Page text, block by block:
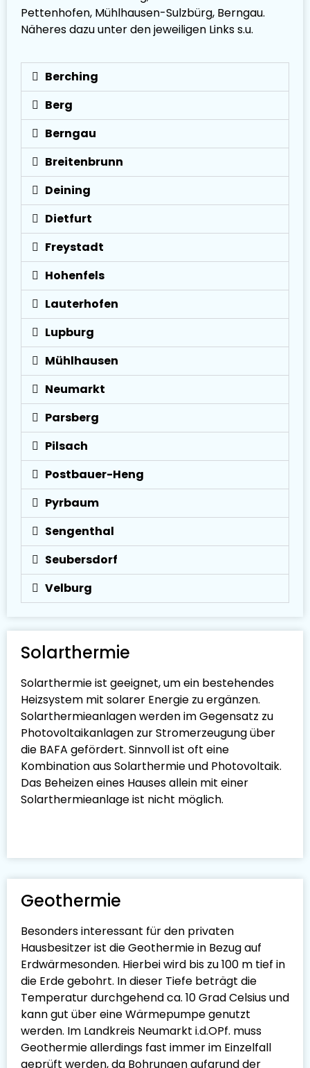
Pettenhofen, Mühlhausen-Sulzbürg, Berngau.
Näheres dazu unter den jeweiligen Links s.u.
Berching
Berg
Berngau
Breitenbrunn
Deining
Dietfurt
Freystadt
Hohenfels
Lauterhofen
Lupburg
Mühlhausen
Neumarkt
Parsberg
Pilsach
Postbauer-Heng
Pyrbaum
Sengenthal
Seubersdorf
Velburg
Solarthermie
Solarthermie ist geeignet, um ein bestehendes
Heizsystem mit solarer Energie zu ergänzen.
Solarthermieanlagen werden im Gegensatz zu
Photovoltaikanlagen zur Stromerzeugung über
die BAFA gefördert. Sinnvoll ist oft eine
Kombination aus Solarthermie und Photovoltaik.
Das Beheizen eines Hauses allein mit einer
Solarthermieanlage ist nicht möglich.
Geothermie
Besonders interessant für den privaten
Hausbesitzer ist die Geothermie in Bezug auf
Erdwärmesonden. Hierbei wird bis zu 100 m tief in
die Erde gebohrt. In dieser Tiefe beträgt die
Temperatur durchgehend ca. 10 Grad Celsius und
kann gut über eine Wärmepumpe genutzt
werden. Im Landkreis Neumarkt i.d.OPf. muss
Geothermie allerdings fast immer im Einzelfall
geprüft werden, da Bohrungen aufgrund der